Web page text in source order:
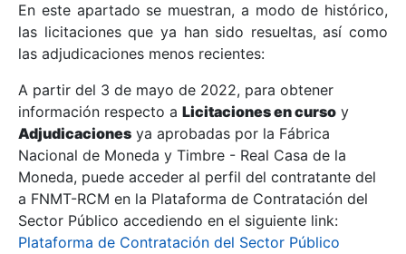
Mostrar/Ocultar
Mostrar/Ocultar
En este apartado se muestran, a modo de histórico,
las licitaciones que ya han sido resueltas, así como
las adjudicaciones menos recientes:
A partir del 3 de mayo de 2022, para obtener
información respecto a Licitaciones en curso y
Adjudicaciones ya aprobadas por la Fábrica
Nacional de Moneda y Timbre - Real Casa de la
Moneda, puede acceder al perfil del contratante del
a FNMT-RCM en la Plataforma de Contratación del
Sector Público accediendo en el siguiente link:
Plataforma de Contratación del Sector Público